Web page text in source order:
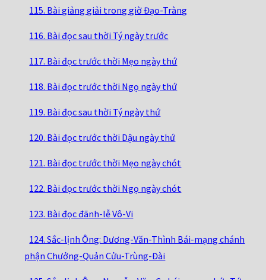
115. Bài giảng giải trong giờ Đạo-Tràng
116. Bài đọc sau thời Tý ngày trước
117. Bài đọc trước thời Mẹo ngày thứ
118. Bài đọc trước thời Ngọ ngày thứ
119. Bài đọc sau thời Tý ngày thứ
120. Bài đọc trước thời Dậu ngày thứ
121. Bài đọc trước thời Mẹo ngày chót
122. Bài đọc trước thời Ngọ ngày chót
123. Bài đọc đãnh-lễ Vô-Vi
124. Sắc-lịnh Ông: Dương-Văn-Thình Bái-mạng chánh
phận Chưởng-Quản Cửu-Trùng-Đài